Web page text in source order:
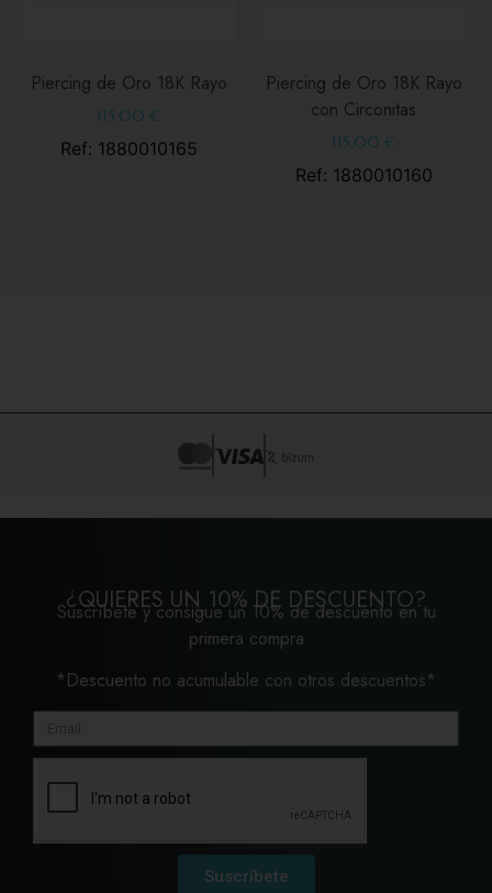
Piercing de Oro 18K Rayo
115,00 €
Ref: 1880010165
Piercing de Oro 18K Rayo
con Circonitas
115,00 €
Ref: 1880010160
¿QUIERES UN 10% DE DESCUENTO?
Suscríbete y consigue un 10% de descuento en tu
primera compra
*Descuento no acumulable con otros descuentos*
Suscríbete